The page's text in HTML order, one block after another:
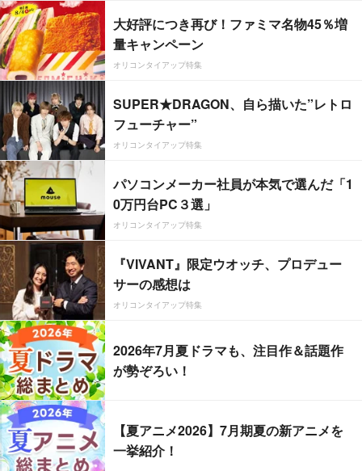
大好評につき再び！ファミマ名物45％増
量キャンペーン
オリコンタイアップ特集
SUPER★DRAGON、自ら描いた”レトロ
フューチャー”
オリコンタイアップ特集
パソコンメーカー社員が本気で選んだ「1
0万円台PC３選」
オリコンタイアップ特集
『VIVANT』限定ウオッチ、プロデュー
サーの感想は
オリコンタイアップ特集
2026年7月夏ドラマも、注目作＆話題作
が勢ぞろい！
【夏アニメ2026】7月期夏の新アニメを
一挙紹介！